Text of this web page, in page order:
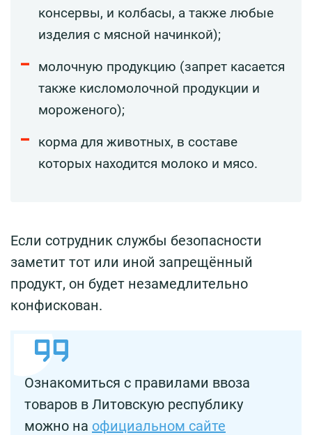
консервы, и колбасы, а также любые
изделия с мясной начинкой);
молочную продукцию (запрет касается
также кисломолочной продукции и
мороженого);
корма для животных, в составе
которых находится молоко и мясо.
Если сотрудник службы безопасности
заметит тот или иной запрещённый
продукт, он будет незамедлительно
конфискован.
Ознакомиться с правилами ввоза
товаров в Литовскую республику
можно на официальном сайте